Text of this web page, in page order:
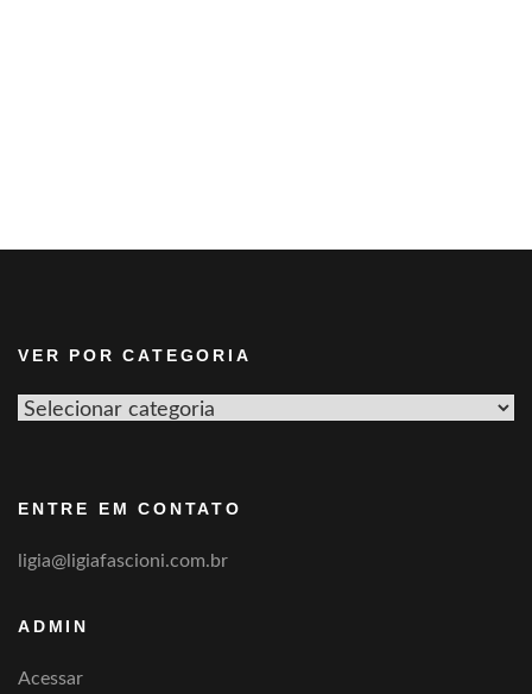
VER POR CATEGORIA
Ver
ENTRE EM CONTATO
ligia@ligiafascioni.com.br
ADMIN
Acessar